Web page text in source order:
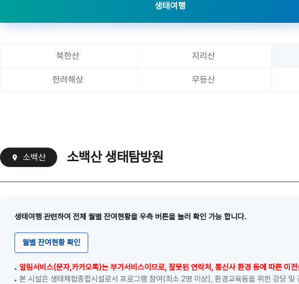
생태여행
북한산 지리산
한려해상 무등산
소백산 소백산 생태탐방원
생태여행 관련하여 전체 월별 잔여현황을 우측 버튼을 눌러 확인 가능 합니다.
월별 잔여현황 확인
알림서비스(문자,카카오톡)는 부가서비스이므로, 잘못된 연락처, 통신사 환경 등에 따른
본 시설은 생태체험종합시설로서 프로그램 참여(최소 2명 이상), 환경교육등을 위한 강당